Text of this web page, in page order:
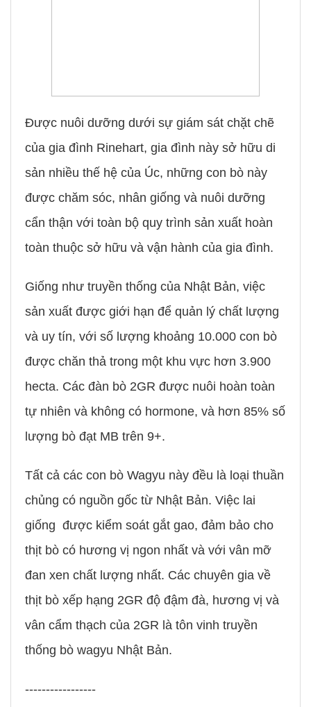
Được nuôi dưỡng dưới sự giám sát chặt chẽ
của gia đình Rinehart, gia đình này sở hữu di
sản nhiều thế hệ của Úc, những con bò này
được chăm sóc, nhân giống và nuôi dưỡng
cẩn thận với toàn bộ quy trình sản xuất hoàn
toàn thuộc sở hữu và vận hành của gia đình.
Giống như truyền thống của Nhật Bản, việc
sản xuất được giới hạn để quản lý chất lượng
và uy tín, với số lượng khoảng 10.000 con bò
được chăn thả trong một khu vực hơn 3.900
hecta. Các đàn bò 2GR được nuôi hoàn toàn
tự nhiên và không có hormone, và hơn 85% số
lượng bò đạt MB trên 9+.
Tất cả các con bò Wagyu này đều là loại thuần
chủng có nguồn gốc từ Nhật Bản. Việc lai
giống được kiểm soát gắt gao, đảm bảo cho
thịt bò có hương vị ngon nhất và với vân mỡ
đan xen chất lượng nhất. Các chuyên gia về
thịt bò xếp hạng 2GR độ đậm đà, hương vị và
vân cẩm thạch của 2GR là tôn vinh truyền
thống bò wagyu Nhật Bản.
-----------------